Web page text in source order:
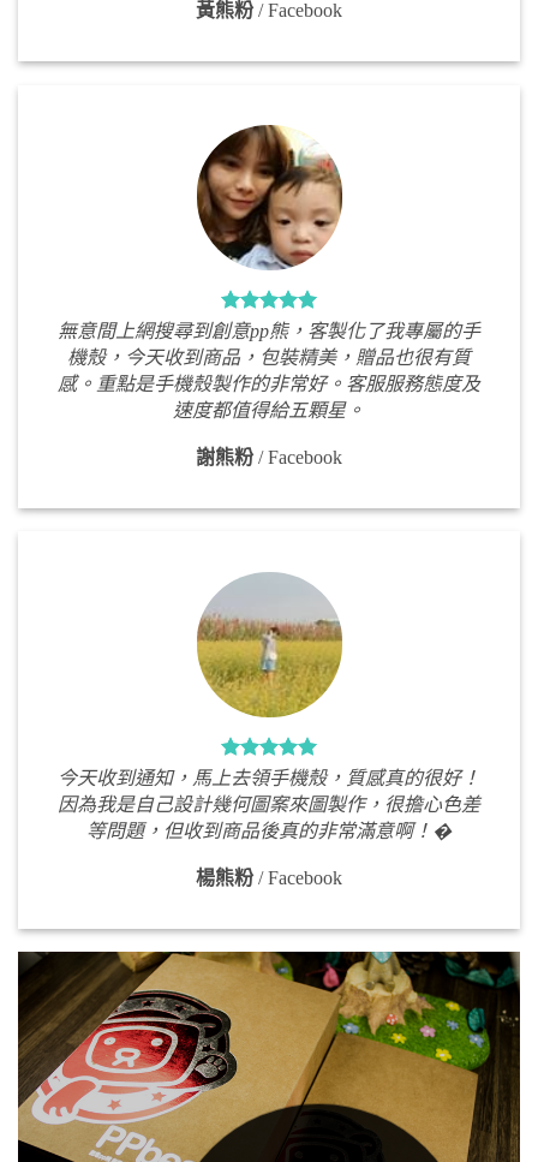
黃熊粉 /Facebook
無意間上網搜尋到創意pp熊，客製化了我專屬的手
機殼，今天收到商品，包裝精美，贈品也很有質
感。重點是手機殼製作的非常好。客服服務態度及
速度都值得給五顆星。
謝熊粉 /Facebook
今天收到通知，馬上去領手機殼，質感真的很好！
因為我是自己設計幾何圖案來圖製作，很擔心色差
等問題，但收到商品後真的非常滿意啊！�
楊熊粉 /Facebook